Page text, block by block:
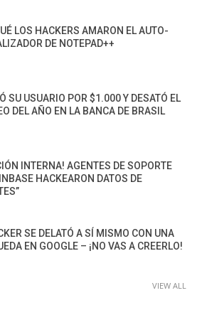
LOS HACKERS AMARON EL AUTO-
DE NOTEPAD++
SU USUARIO POR $1.000 Y DESATÓ EL
DEL AÑO EN LA BANCA DE BRASIL
INTERNA! AGENTES DE SOPORTE
HACKEARON DATOS DE
SE DELATÓ A SÍ MISMO CON UNA
EN GOOGLE – ¡NO VAS A CREERLO!
VIEW ALL